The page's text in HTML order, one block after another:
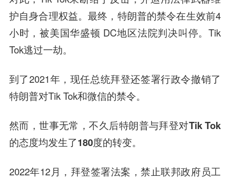
护自身合理权益。最终，特朗普的禁令在生效前4
小时，被美国华盛顿 DC地区法院判决叫停。Tik
Tok逃过一劫。
到了2021年，现任总统拜登还签署行政令撤销了
特朗普对Tik Tok和微信的禁令。
然而，世事无常，不久后特朗普与拜登对Tik Tok
的态度均发生了180度的转变。
2022年12月，拜登签署法案，禁止联邦政府员工